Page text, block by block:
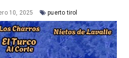
10, 2025 puerto tirol